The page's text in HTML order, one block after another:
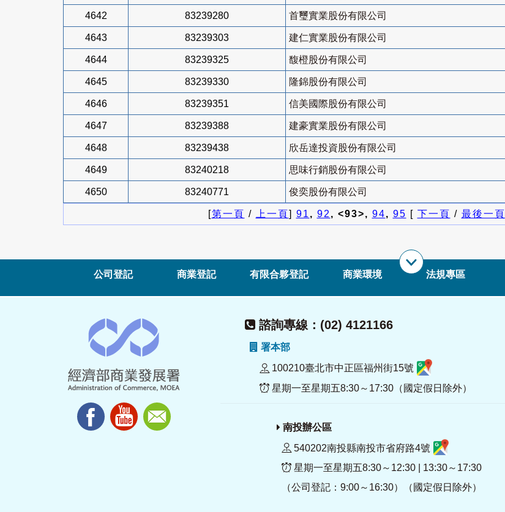
4642 83239280 首璽實業股份有限公司
4643 83239303 建仁實業股份有限公司
4644 83239325 馥橙股份有限公司
4645 83239330 隆錦股份有限公司
4646 83239351 信美國際股份有限公司
4647 83239388 建豪實業股份有限公司
4648 83239438 欣岳達投資股份有限公司
4649 83240218 思味行銷股份有限公司
4650 83240771 俊奕股份有限公司
[第一頁 / 上一頁] 91, 92, <93>, 94, 95 [ 下一頁 / 最後一頁
公司登記 商業登記 有限合夥登記 商業環境 法規專區
諮詢專線：(02) 4121166
署本部
100210臺北市中正區福州街15號
星期一至星期五8:30～17:30（國定假日除外）
南投辦公區
540202南投縣南投市省府路4號
星期一至星期五8:30～12:30 | 13:30～17:30
（公司登記：9:00～16:30）（國定假日除外）